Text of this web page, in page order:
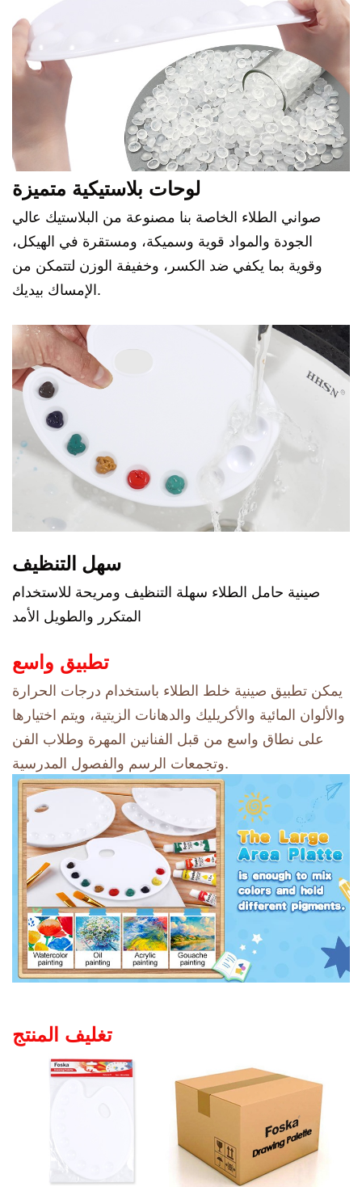
لوحات بلاستيكية متميزة
صواني الطلاء الخاصة بنا مصنوعة من البلاستيك عالي
الجودة والمواد قوية وسميكة، ومستقرة في الهيكل،
وقوية بما يكفي ضد الكسر، وخفيفة الوزن لتتمكن من
الإمساك بيديك.
سهل التنظيف
صينية حامل الطلاء سهلة التنظيف ومريحة للاستخدام
المتكرر والطويل الأمد
تطبيق واسع
يمكن تطبيق صينية خلط الطلاء باستخدام درجات الحرارة
والألوان المائية والأكريليك والدهانات الزيتية، ويتم اختيارها
على نطاق واسع من قبل الفنانين المهرة وطلاب الفن
وتجمعات الرسم والفصول المدرسية.
تغليف المنتج